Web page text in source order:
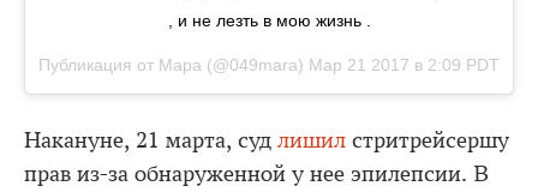
, и не лезть в мою жизнь .
Публикация от Мара (@049mara) Мар 21 2017 в 2:09 PDT
Накануне, 21 марта, суд лишил стритрейсершу
прав из-за обнаруженной у нее эпилепсии. В